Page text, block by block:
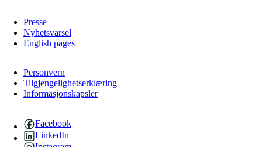
Presse
Nyhetsvarsel
English pages
Personvern
Tilgjengelighetserklæring
Informasjonskapsler
Facebook
LinkedIn